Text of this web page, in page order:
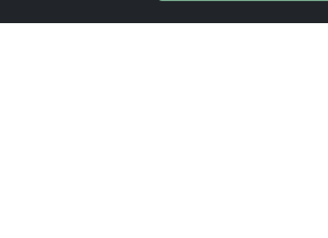
Umzug von Salzgitter nach Brasilien